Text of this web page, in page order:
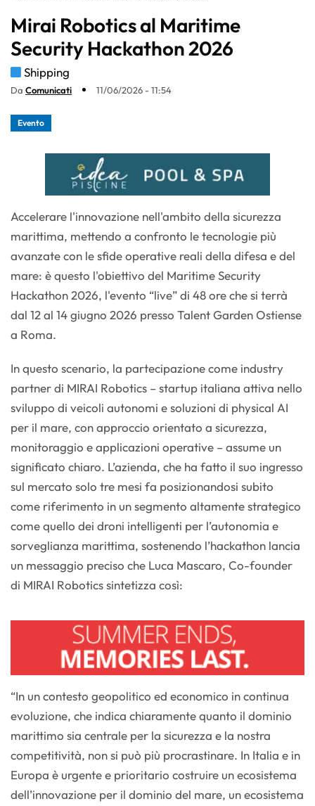
Mirai Robotics al Maritime
Security Hackathon 2026
Shipping
Da Comunicati 11/06/2026 - 11:54
Evento
Accelerare l'innovazione nell'ambito della sicurezza
marittima, mettendo a confronto le tecnologie più
avanzate con le sfide operative reali della difesa e del
mare: è questo l'obiettivo del Maritime Security
Hackathon 2026, l'evento “live” di 48 ore che si terrà
dal 12 al 14 giugno 2026 presso Talent Garden Ostiense
a Roma.
In questo scenario, la partecipazione come industry
partner di MIRAI Robotics – startup italiana attiva nello
sviluppo di veicoli autonomi e soluzioni di physical AI
per il mare, con approccio orientato a sicurezza,
monitoraggio e applicazioni operative – assume un
significato chiaro. L’azienda, che ha fatto il suo ingresso
sul mercato solo tre mesi fa posizionandosi subito
come riferimento in un segmento altamente strategico
come quello dei droni intelligenti per l’autonomia e
sorveglianza marittima, sostenendo l’hackathon lancia
un messaggio preciso che Luca Mascaro, Co-founder
di MIRAI Robotics sintetizza così:
“In un contesto geopolitico ed economico in continua
evoluzione, che indica chiaramente quanto il dominio
marittimo sia centrale per la sicurezza e la nostra
competitività, non si può più procrastinare. In Italia e in
Europa è urgente e prioritario costruire un ecosistema
dell’innovazione per il dominio del mare, un ecosistema